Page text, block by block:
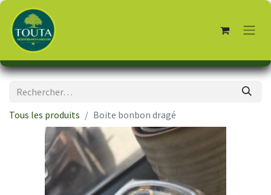
Tous les produits Boite bonbon dragé